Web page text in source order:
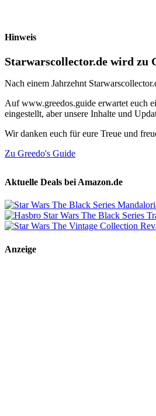
Hinweis
Starwarscollector.de wird zu
Nach einem Jahrzehnt
Auf www.greedos.guide erwartet euch
eingestellt, aber unsere Inhalte und
Wir danken euch für eure Treue und
Zu Greedo's Guide
Aktuelle Deals bei Amazon.de
Anzeige